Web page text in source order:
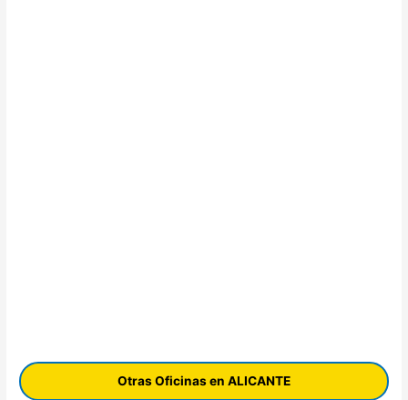
Otras Oficinas en ALICANTE